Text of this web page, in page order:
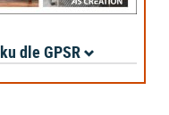
dle GPSR